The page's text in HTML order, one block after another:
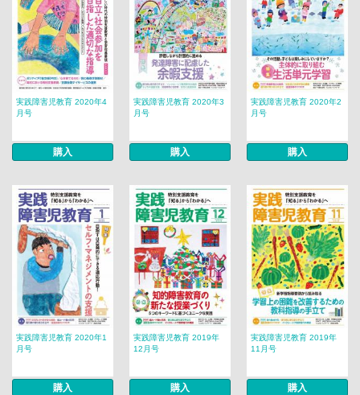
実践障害児教育 2020年4
月号
購入
実践障害児教育 2020年3
月号
購入
実践障害児教育 2020年2
月号
購入
実践障害児教育 2020年1
月号
購入
実践障害児教育 2019年
12月号
購入
実践障害児教育 2019年
11月号
購入